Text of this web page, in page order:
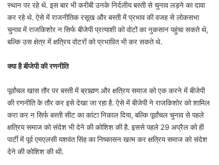
स्थान पर रहे थे. इस बार भी करीबी उनके निर्दलीय बस्ती से चुनाव लड़ने का दावा
कर रहे थे. ऐसे में राजनीतिक रसूख और बस्ती में प्रभाव की वजह से लोकसभा
चुनाव में राजकिशोर न सिर्फ बीजेपी प्रत्याशी को वोटों का नुकसान पहुंचा सकते थे,
बल्कि उस क्षेत्र में क्षत्रिय वोटरों को प्रभावित भी कर सकते थे.
क्या है बीजेपी की रणनीति
पूर्वांचल खास तौर पर बस्ती में ब्राह्मण और क्षत्रिय समाज को एक करने में बीजेपी
की रणनीति के तौर कर इसे देखा जा रहा है. ऐसे में बीजेपी ने राजकिशोर को शामिल
करा कर न सिर्फ बस्ती सीट का कांटा निकाल दिया, बल्कि पूर्वांचल चुनाव से पहले
क्षत्रिय समाज को संदेश भी देने की कोशिश की है. इससे पहले 29 अप्रैल को ही
पार्टी में पूर्व एमएलसी यशवंत सिंह का निष्कासन खत्म कर क्षत्रिय समाज को संदेश
देने की कोशिश की थी.